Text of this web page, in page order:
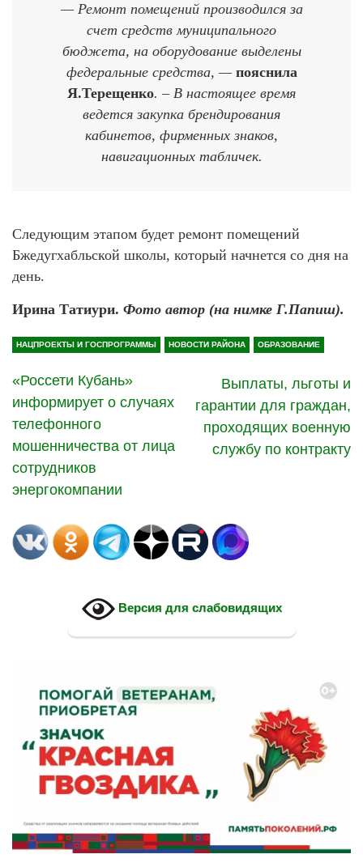
— Ремонт помещений производился за
счет средств муниципального
бюджета, на оборудование выделены
федеральные средства, — пояснила
Я.Терещенко. – В настоящее время
ведется закупка брендирования
кабинетов, фирменных знаков,
навигационных табличек.
Следующим этапом будет ремонт помещений
Бжедугхабльской школы, который начнется со дня на
день.
Ирина Татиури. Фото автор (на нимке Г.Папиш).
НАЦПРОЕКТЫ И ГОСПРОГРАММЫ НОВОСТИ РАЙОНА ОБРАЗОВАНИЕ
«Россети Кубань»
информирует о случаях
телефонного
мошенничества от лица
сотрудников
энергокомпании
Выплаты, льготы и
гарантии для граждан,
проходящих военную
службу по контракту
Версия для слабовидящих